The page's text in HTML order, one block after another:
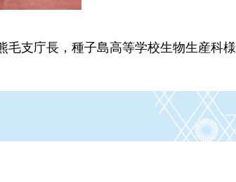
毛支庁長，種子島高等学校生物生産科様